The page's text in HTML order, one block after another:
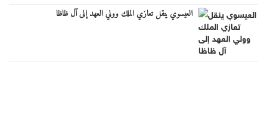
العيسوي ينقل تعازي الملك وولي العهد إلى آل ظاظا